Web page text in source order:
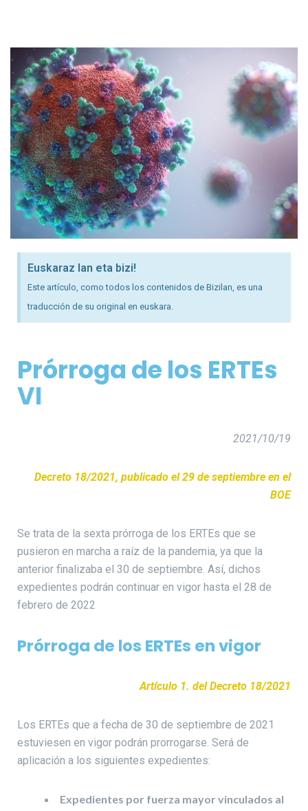
Euskaraz lan eta bizi!
Este artículo, como todos los contenidos de Bizilan, es una
traducción de su original en euskara.
Prórroga de los ERTEs
VI
2021/10/19
Decreto 18/2021, publicado el 29 de septiembre en el
BOE
Se trata de la sexta prórroga de los ERTEs que se
pusieron en marcha a raíz de la pandemia, ya que la
anterior finalizaba el 30 de septiembre. Así, dichos
expedientes podrán continuar en vigor hasta el 28 de
febrero de 2022
Prórroga de los ERTEs en vigor
Artículo 1. del Decreto 18/2021
Los ERTEs que a fecha de 30 de septiembre de 2021
estuviesen en vigor podrán prorrogarse. Será de
aplicación a los siguientes expedientes:
Expedientes por fuerza mayor vinculados al